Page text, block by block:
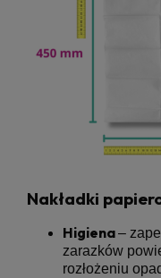
Nakładki
Higiena–
zarazków
rozłożeniu